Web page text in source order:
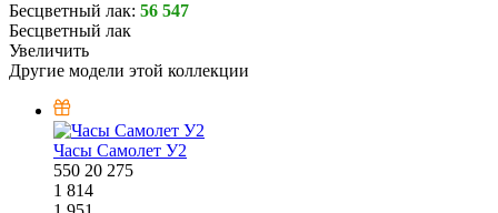
Бесцветный лак: 56 547
Бесцветный лак
Увеличить
Другие модели этой коллекции
Часы Самолет У2
550 20 275
1 814